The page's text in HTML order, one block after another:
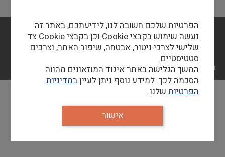
footer
menu
דף הבית אודותינו תערוכות ואירועים
מאמרים
חדשות
צור קשר
בניית אתרים ReasonHat
הפרטיות שלכם חשובה לנו, לידיעתכם, באתר זה
נעשה שימוש בקבצי Cookie וכן בקבצי Cookie צד
שלישי לצרכי ניטור, אבטחה, שיפור האתר, וצרכים
סטטיסטיים.
המשך הגלישה באתר איגוד המוזאונים מהווה
הסכמה לכך. למידע נוסף ניתן לעייןבמדיניות
הפרטיותשלנו.
אישור